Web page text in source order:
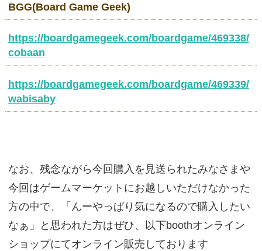
BGG(Board Game Geek)
https://boardgamegeek.com/boardgame/469338/
cobaan
https://boardgamegeek.com/boardgame/469339/
wabisaby
なお、残念ながら今回購入を見送られたみなさまや
今回はゲームマーケットにお越しいただけなかった
方の中で、「んーやっぱり気になるので購入したい
なぁ」と思われた方はぜひ、以下boothオンライン
ショップにてオンライン販売しております